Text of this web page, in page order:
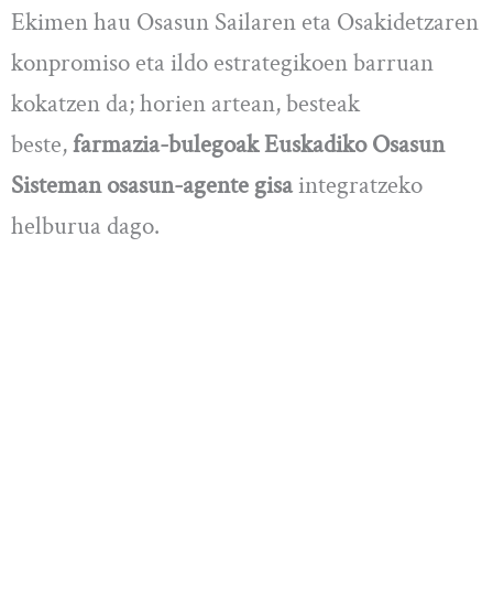
Ekimen hau Osasun Sailaren eta Osakidetzaren
konpromiso eta ildo estrategikoen barruan
kokatzen da; horien artean, besteak
beste,farmazia-bulegoak Euskadiko Osasun
Sisteman osasun-agente gisaintegratzeko
helburua dago.